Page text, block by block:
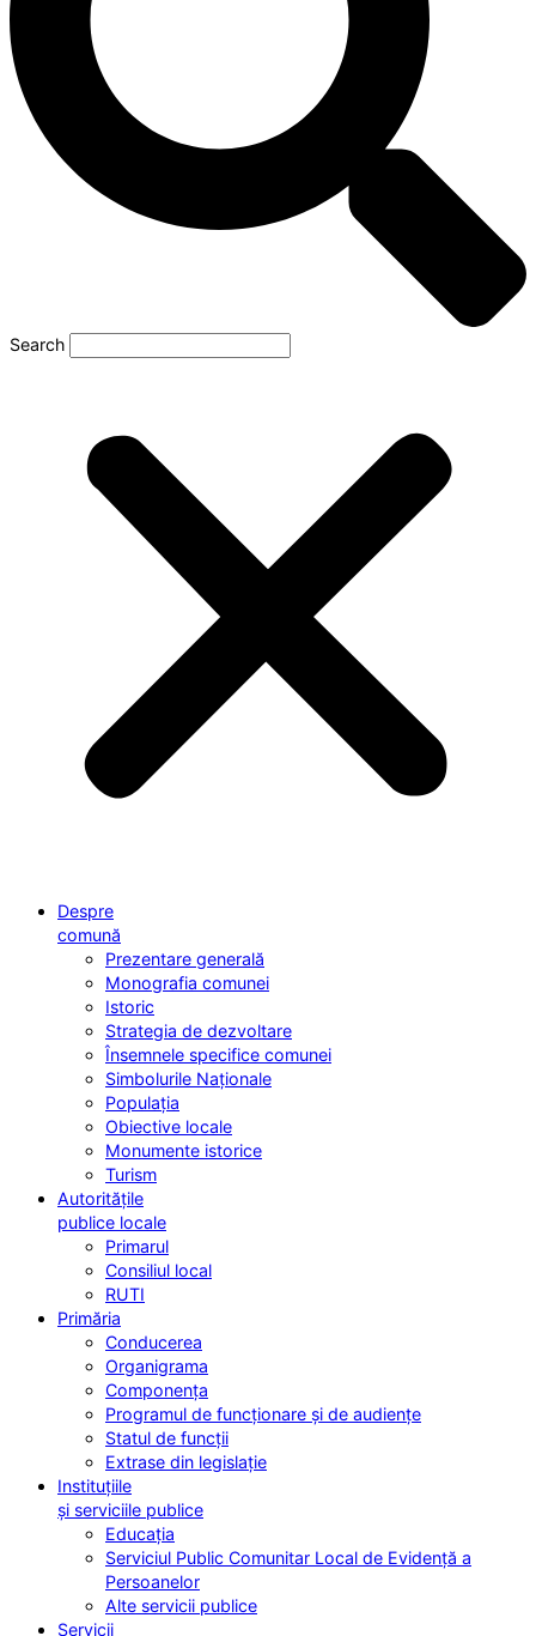
Search
Despre
comună
Prezentare generală
Monografia comunei
Istoric
Strategia de dezvoltare
Însemnele specifice comunei
Simbolurile Naționale
Populația
Obiective locale
Monumente istorice
Turism
Autoritățile
publice locale
Primarul
Consiliul local
RUTI
Primăria
Conducerea
Organigrama
Componența
Programul de funcționare și de audiențe
Statul de funcții
Extrase din legislație
Instituțiile
și serviciile publice
Educația
Serviciul Public Comunitar Local de Evidență a
Persoanelor
Alte servicii publice
Servicii